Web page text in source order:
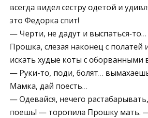
всегда видел сестру одетой и
это Федорка спит!
— Черти, не дадут и выспаться-
Прошка, слезая наконец с полатей
искать худые коты с оборванными
— Руки-то, поди, болят…
Мамка, дай поесть…
— Одевайся, нечего
поешь! — торопила Прошку мать.